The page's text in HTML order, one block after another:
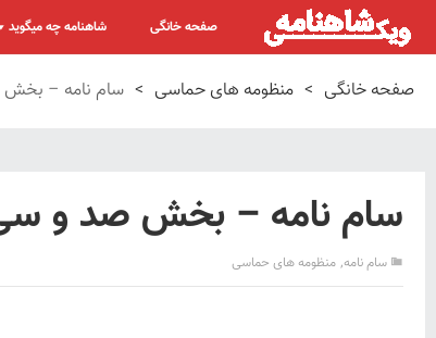
صفحه خانگی شاهنامه چه میگوید
صفحه خانگی > منظومه های حماسی > سام نامه – بخش
سام نامه – بخش صد و
سام نامه, منظومه های حماسی